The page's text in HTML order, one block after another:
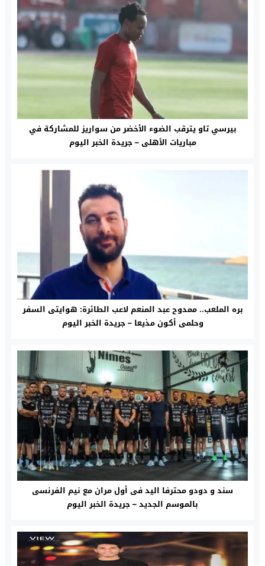
بيرسي تاو يترقب الضوء الأخضر من سواريز للمشاركة في
مباريات الأهلى – جريدة الخبر اليوم
بره الملعب.. ممدوح عبد المنعم لاعب الطائرة: هوايتى السفر
وحلمى أكون مذيعا – جريدة الخبر اليوم
سند و دودو محترفا اليد فى أول مران مع نيم الفرنسى
بالموسم الجديد – جريدة الخبر اليوم